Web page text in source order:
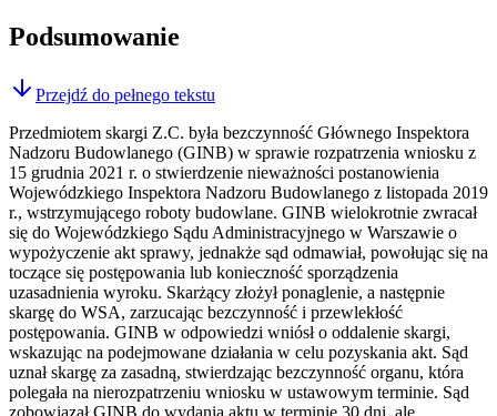
Podsumowanie
Przejdź do pełnego tekstu
Przedmiotem skargi Z.C. była bezczynność Głównego Inspektora
Nadzoru Budowlanego (GINB) w sprawie rozpatrzenia wniosku z
15 grudnia 2021 r. o stwierdzenie nieważności postanowienia
Wojewódzkiego Inspektora Nadzoru Budowlanego z listopada 2019
r., wstrzymującego roboty budowlane. GINB wielokrotnie zwracał
się do Wojewódzkiego Sądu Administracyjnego w Warszawie o
wypożyczenie akt sprawy, jednakże sąd odmawiał, powołując się na
toczące się postępowania lub konieczność sporządzenia
uzasadnienia wyroku. Skarżący złożył ponaglenie, a następnie
skargę do WSA, zarzucając bezczynność i przewlekłość
postępowania. GINB w odpowiedzi wniósł o oddalenie skargi,
wskazując na podejmowane działania w celu pozyskania akt. Sąd
uznał skargę za zasadną, stwierdzając bezczynność organu, która
polegała na nierozpatrzeniu wniosku w ustawowym terminie. Sąd
zobowiązał GINB do wydania aktu w terminie 30 dni, ale